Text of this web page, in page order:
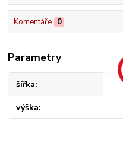
Komentáře 0
Parametry
šířka
výška